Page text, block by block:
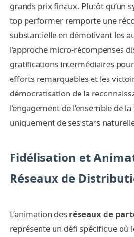
grands prix finaux. Plutôt qu’un
top performer remporte une
substantielle en démotivant les
l’approche micro-récompenses
gratifications intermédiaires
efforts remarquables et les
démocratisation de la
l’engagement de l’ensemble de
uniquement de ses stars
Fidélisation et
Réseaux de
L’animation des réseaux de
représente un défi spécifique où